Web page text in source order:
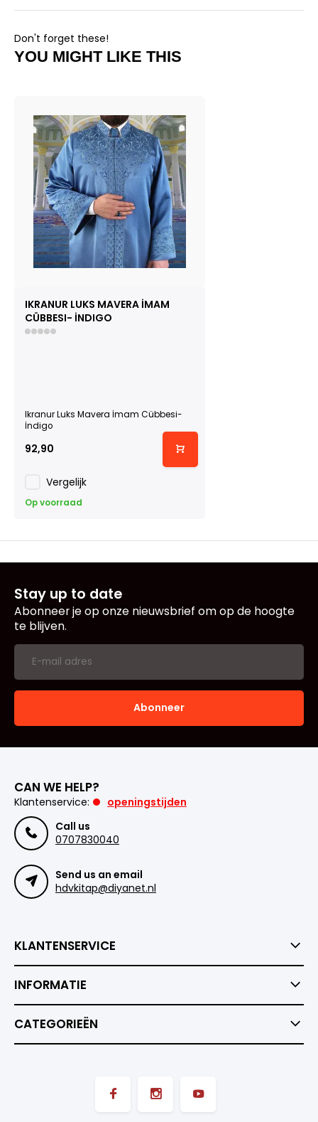
Don't forget these!
YOU MIGHT LIKE THIS
IKRANUR LUKS MAVERA İMAM
CÜBBESI- İNDIGO
Ikranur Luks Mavera İmam Cübbesi-
İndigo
92,90
Vergelijk
Op voorraad
Stay up to date
Abonneer je op onze nieuwsbrief om op de hoogte
te blijven.
Abonneer
CAN WE HELP?
Klantenservice:
openingstijden
Call us
0707830040
Send us an email
hdvkitap@diyanet.nl
KLANTENSERVICE
INFORMATIE
CATEGORIEËN